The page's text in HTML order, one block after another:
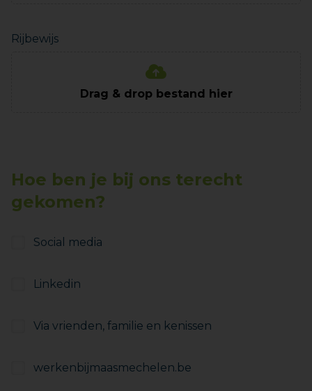
Rijbewijs
Drag & drop bestand hier
Hoe ben je bij ons terecht
gekomen?
Social media
Linkedin
Via vrienden, familie en kenissen
werkenbijmaasmechelen.be